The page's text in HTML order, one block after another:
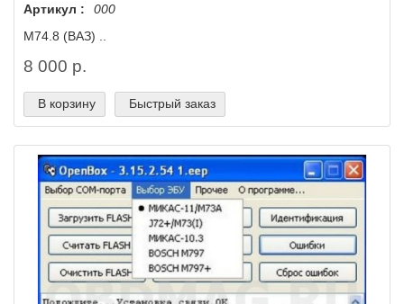
Артикул :
000
M74.8 (ВАЗ) ..
8 000 р.
В корзину Быстрый заказ